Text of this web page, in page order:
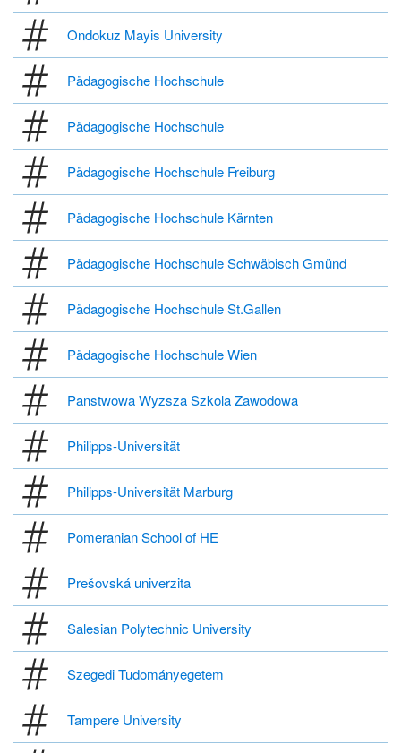
Ondokuz Mayis University
Pädagogische Hochschule
Pädagogische Hochschule
Pädagogische Hochschule Freiburg
Pädagogische Hochschule Kärnten
Pädagogische Hochschule Schwäbisch Gmünd
Pädagogische Hochschule St.Gallen
Pädagogische Hochschule Wien
Panstwowa Wyzsza Szkola Zawodowa
Philipps-Universität
Philipps-Universität Marburg
Pomeranian School of HE
Prešovská univerzita
Salesian Polytechnic University
Szegedi Tudományegetem
Tampere University